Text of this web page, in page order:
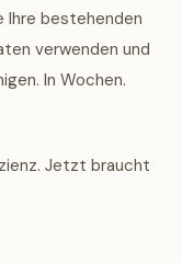
Ihre bestehenden
verwenden und
In Wochen.
Jetzt braucht